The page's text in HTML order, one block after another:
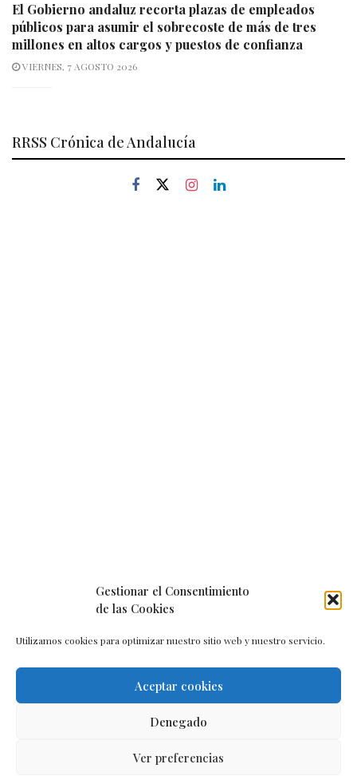
Gestionar el Consentimiento
de las Cookies
Utilizamos cookies para optimizar nuestro sitio web y nuestro servicio.
Aceptar cookies
Denegado
Ver preferencias
El Gobierno andaluz recorta plazas de empleados
públicos para asumir el sobrecoste de más de tres
millones en altos cargos y puestos de confianza
VIERNES, 7 AGOSTO 2026
RRSS Crónica de Andalucía
Política de cookies